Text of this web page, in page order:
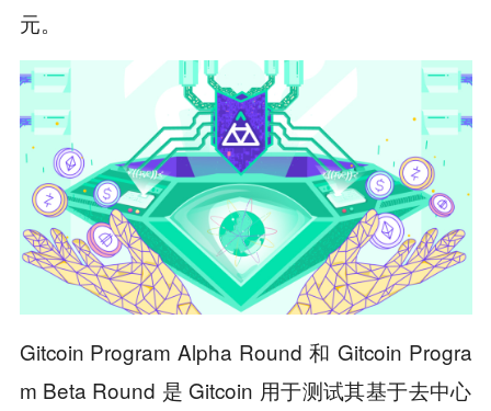
元。
Gitcoin Program Alpha Round 和 Gitcoin Progra
m Beta Round 是 Gitcoin 用于测试其基于去中心